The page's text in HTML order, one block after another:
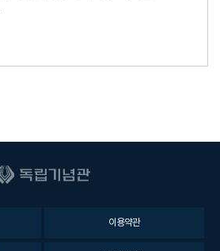
이용약관